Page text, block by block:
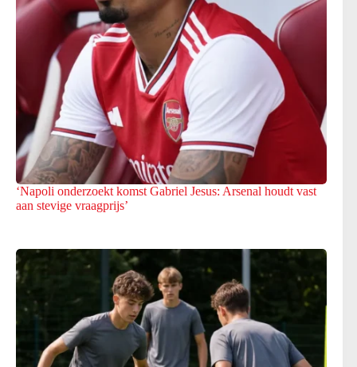
‘Napoli onderzoekt komst Gabriel Jesus: Arsenal houdt vast
aan stevige vraagprijs’